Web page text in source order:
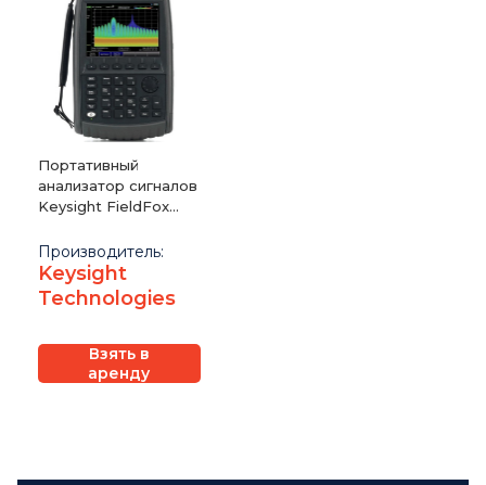
Портативный
анализатор сигналов
Keysight FieldFox
Производитель:
Keysight
Technologies
Взять в
аренду